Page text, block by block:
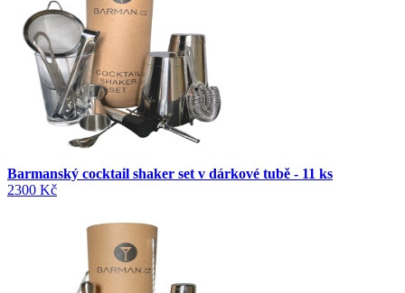
Barmanský cocktail shaker set v dárkové tubě - 11 ks
2300 Kč